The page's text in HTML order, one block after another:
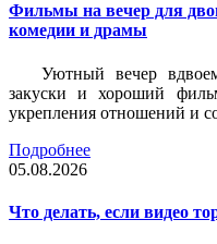
Фильмы на вечер для
комедии и драмы
Уютный вечер
закуски и хороший
укрепления отношений и
Подробнее
05.08.2026
Что делать, если видео